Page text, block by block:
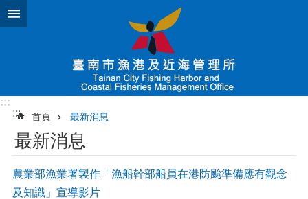
跳到主要內容區塊
:::
:::
首頁 最新消息
最新消息
農業部漁業署製作「漁船幹部船員在港防颱準備應有觀念
及知識」宣導影片